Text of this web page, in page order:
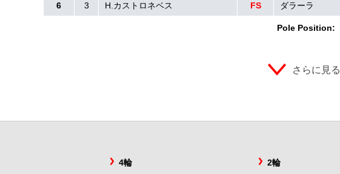
Pole Position:
6 3 H.カストロネベス FS ダラーラ
さらに見る
4輪 2輪